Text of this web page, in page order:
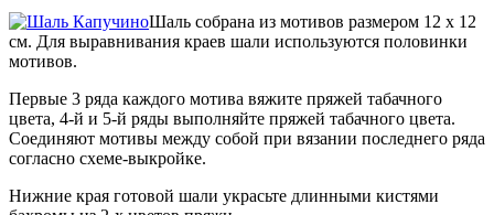
Шаль собрана из мотивов размером 12 х 12
см. Для выравнивания краев шали используются половинки
мотивов.
Первые 3 ряда каждого мотива вяжите пряжей табачного
цвета, 4-й и 5-й ряды выполняйте пряжей табачного цвета.
Соединяют мотивы между собой при вязании последнего ряда
согласно схеме-выкройке.
Нижние края готовой шали украсьте длинными кистями